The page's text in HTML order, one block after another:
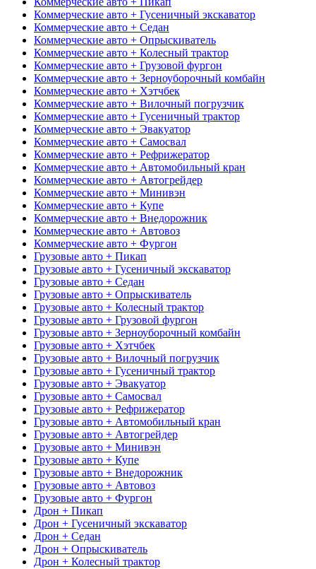
Коммерческие авто + Гусеничный экскаватор
Коммерческие авто + Седан
Коммерческие авто + Опрыскиватель
Коммерческие авто + Колесный трактор
Коммерческие авто + Грузовой фургон
Коммерческие авто + Зерноуборочный комбайн
Коммерческие авто + Хэтчбек
Коммерческие авто + Вилочный погрузчик
Коммерческие авто + Гусеничный трактор
Коммерческие авто + Эвакуатор
Коммерческие авто + Самосвал
Коммерческие авто + Рефрижератор
Коммерческие авто + Автомобильный кран
Коммерческие авто + Автогрейдер
Коммерческие авто + Минивэн
Коммерческие авто + Купе
Коммерческие авто + Внедорожник
Коммерческие авто + Автовоз
Коммерческие авто + Фургон
Грузовые авто + Пикап
Грузовые авто + Гусеничный экскаватор
Грузовые авто + Седан
Грузовые авто + Опрыскиватель
Грузовые авто + Колесный трактор
Грузовые авто + Грузовой фургон
Грузовые авто + Зерноуборочный комбайн
Грузовые авто + Хэтчбек
Грузовые авто + Вилочный погрузчик
Грузовые авто + Гусеничный трактор
Грузовые авто + Эвакуатор
Грузовые авто + Самосвал
Грузовые авто + Рефрижератор
Грузовые авто + Автомобильный кран
Грузовые авто + Автогрейдер
Грузовые авто + Минивэн
Грузовые авто + Купе
Грузовые авто + Внедорожник
Грузовые авто + Автовоз
Грузовые авто + Фургон
Дрон + Пикап
Дрон + Гусеничный экскаватор
Дрон + Седан
Дрон + Опрыскиватель
Дрон + Колесный трактор